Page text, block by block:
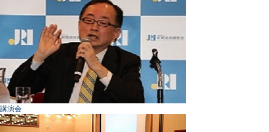
講演会